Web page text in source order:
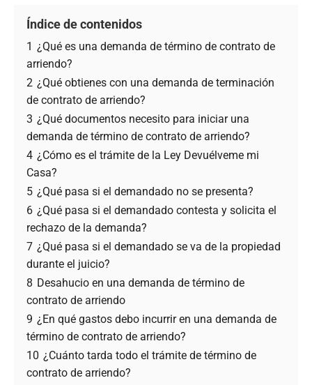
Índice de contenidos
1 ¿Qué es una demanda de término de contrato de
arriendo?
2 ¿Qué obtienes con una demanda de terminación
de contrato de arriendo?
3 ¿Qué documentos necesito para iniciar una
demanda de término de contrato de arriendo?
4 ¿Cómo es el trámite de la Ley Devuélveme mi
Casa?
5 ¿Qué pasa si el demandado no se presenta?
6 ¿Qué pasa si el demandado contesta y solicita el
rechazo de la demanda?
7 ¿Qué pasa si el demandado se va de la propiedad
durante el juicio?
8 Desahucio en una demanda de término de
contrato de arriendo
9 ¿En qué gastos debo incurrir en una demanda de
término de contrato de arriendo?
10 ¿Cuánto tarda todo el trámite de término de
contrato de arriendo?